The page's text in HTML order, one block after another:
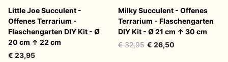
Little Joe Succulent -
Offenes Terrarium -
Flaschengarten DIY Kit - Ø
20 cm ↑ 22 cm
€ 23,95
Milky Succulent - Offenes
Terrarium - Flaschengarten
DIY Kit - Ø 21 cm ↑ 30 cm
€ 32,95 € 26,50